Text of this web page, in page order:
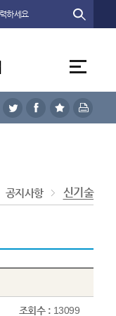
공지사항 신기술
조회수 : 13099